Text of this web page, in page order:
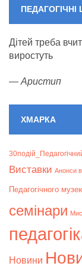
ПЕДАГОГІЧНІ
Дітей треба
виростуть
— Аристип
ХМАРКА
Bиставки Анонси
Педагогічного
семінари
Новини